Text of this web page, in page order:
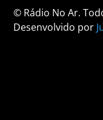
© Rádio No Ar.
Desenvolvido por